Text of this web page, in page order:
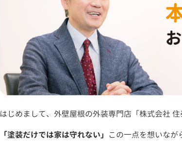
はじめまして、外壁屋根の外装専門店「株式会社 住
「塗装だけでは家は守れない」 この一点を想いなが